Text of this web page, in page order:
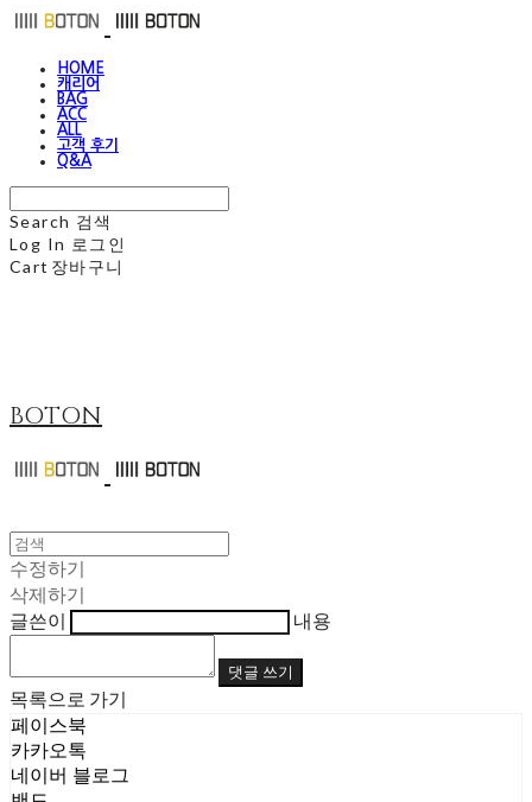
HOME
캐리어
BAG
ACC
ALL
고객 후기
Q&A
Search 검색
Log In 로그인
Cart 장바구니
BOTON
수정하기
삭제하기
글쓴이
내용
댓글 쓰기
목록으로 가기
페이스북
카카오톡
네이버 블로그